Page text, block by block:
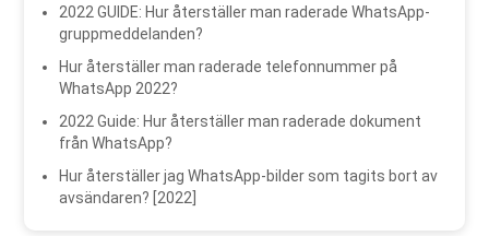
2022 GUIDE: Hur återställer man raderade WhatsApp-
gruppmeddelanden?
Hur återställer man raderade telefonnummer på
WhatsApp 2022?
2022 Guide: Hur återställer man raderade dokument
från WhatsApp?
Hur återställer jag WhatsApp-bilder som tagits bort av
avsändaren? [2022]